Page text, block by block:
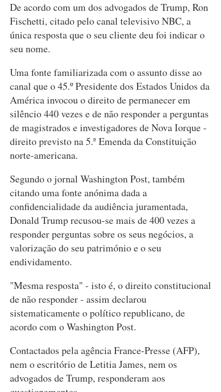
De acordo com um dos advogados de Trump, Ron
Fischetti, citado pelo canal televisivo NBC, a
única resposta que o seu cliente deu foi indicar o
seu nome.
Uma fonte familiarizada com o assunto disse ao
canal que o 45.º Presidente dos Estados Unidos da
América invocou o direito de permanecer em
silêncio 440 vezes e de não responder a perguntas
de magistrados e investigadores de Nova Iorque -
direito previsto na 5.ª Emenda da Constituição
norte-americana.
Segundo o jornal Washington Post, também
citando uma fonte anónima dada a
confidencialidade da audiência juramentada,
Donald Trump recusou-se mais de 400 vezes a
responder perguntas sobre os seus negócios, a
valorização do seu património e o seu
endividamento.
"Mesma resposta" - isto é, o direito constitucional
de não responder - assim declarou
sistematicamente o político republicano, de
acordo com o Washington Post.
Contactados pela agência France-Presse (AFP),
nem o escritório de Letitia James, nem os
advogados de Trump, responderam aos